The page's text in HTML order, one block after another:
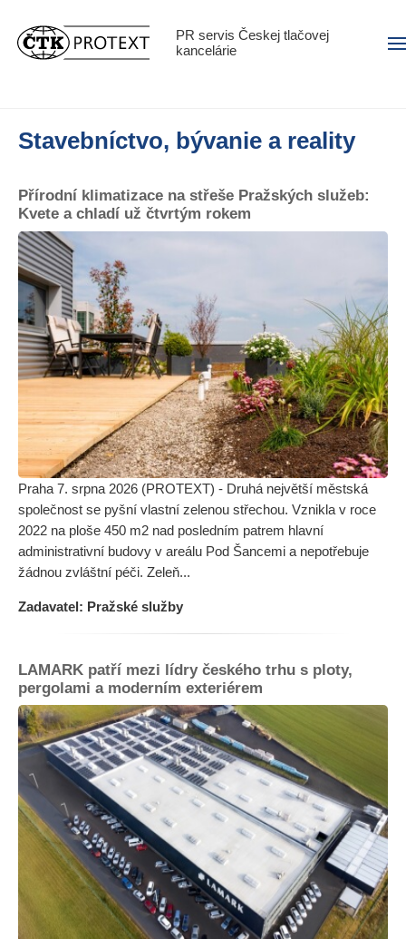
PR servis Českej tlačovej
kancelárie
Stavebníctvo, bývanie a reality
Přírodní klimatizace na střeše Pražských služeb:
Kvete a chladí už čtvrtým rokem
Praha 7. srpna 2026 (PROTEXT) - Druhá největší městská
společnost se pyšní vlastní zelenou střechou. Vznikla v roce
2022 na ploše 450 m2 nad posledním patrem hlavní
administrativní budovy v areálu Pod Šancemi a nepotřebuje
žádnou zvláštní péči. Zeleň...
Zadavatel: Pražské služby
LAMARK patří mezi lídry českého trhu s ploty,
pergolami a moderním exteriérem